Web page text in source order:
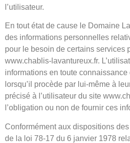
l’utilisateur.
En tout état de cause le Domaine
des informations personnelles
pour le besoin de certains services
www.chablis-lavantureux.fr.
informations en toute
lorsqu’il procède par lui-même à
précisé à l’utilisateur du site
l’obligation ou non de fournir ces
Conformément aux dispositions
de la loi 78-17 du 6 janvier 1978